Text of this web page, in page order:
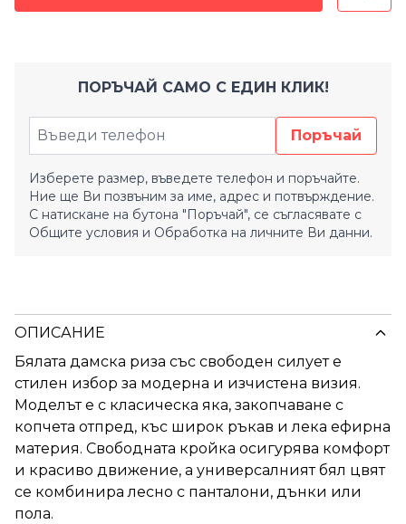
ПОРЪЧАЙ САМО С ЕДИН КЛИК!
Поръчай
Изберете размер, въведете телефон и поръчайте.
Ние ще Ви позвъним за име, адрес и потвърждение.
С натискане на бутона "Поръчай", се съгласявате с
Общите условия и Обработка на личните Ви данни.
ОПИСАНИЕ
Бялата дамска риза със свободен силует е
стилен избор за модерна и изчистена визия.
Моделът е с класическа яка, закопчаване с
копчета отпред, къс широк ръкав и лека ефирна
материя. Свободната кройка осигурява комфорт
и красиво движение, а универсалният бял цвят
се комбинира лесно с панталони, дънки или
пола.